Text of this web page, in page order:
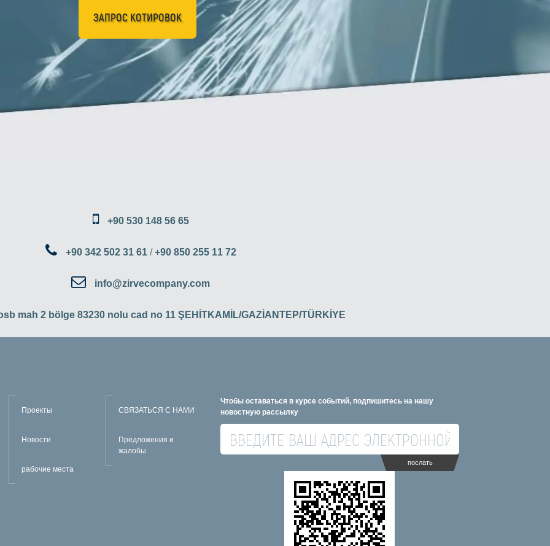
ЗАПРОС КОТИРОВОК
+90 530 148 56 65
+90 342 502 31 61/+90 850 255 11 72
info@zirvecompany.com
mah 2 bölge 83230 nolu cad no 11 ŞEHİTKAMİL/GAZİANTEP/TÜRKİYE
Проекты
Новости
рабочие места
СВЯЗАТЬСЯ С НАМИ
Предложения и
жалобы
Чтобы оставаться в курсе событий, подпишитесь на нашу
новостную рассылку
послать